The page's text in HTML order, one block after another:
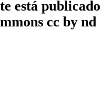
está publicado
cc by nd